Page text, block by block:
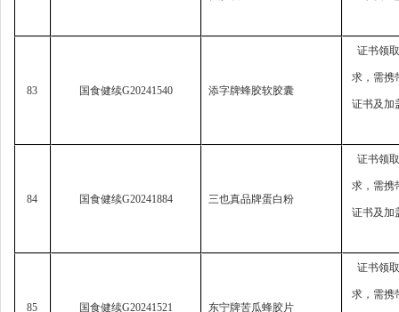
83 国食健续G20241540 添字牌蜂胶软胶囊
证书领
求， 需携
证书及加
84 国食健续G20241884 三也真品牌蛋白粉
证书领
求， 需携
证书及加
85 国食健续G20241521 东宁牌苦瓜蜂胶片
证书领
求， 需携